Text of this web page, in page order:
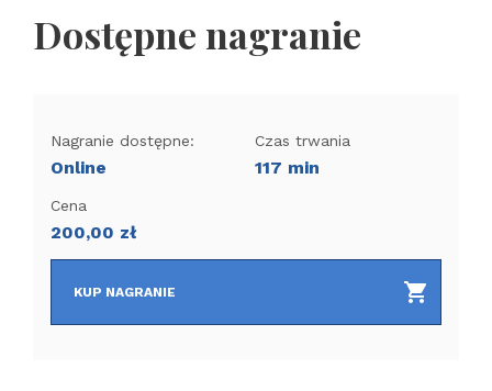
Dostępne nagranie
Nagranie dostępne:
Online
Czas trwania
117 min
Cena
200,00 zł
KUP NAGRANIE